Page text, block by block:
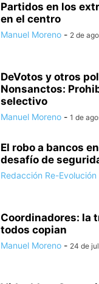
Partidos en los
en el centro
Manuel Moreno - 2 de
DeVotos y otros
Nonsanctos:
selectivo
Manuel Moreno - 1 de
El robo a bancos
desafío de
Redacción Re-Evolución
Coordinadores: la
todos copian
Manuel Moreno - 24 de